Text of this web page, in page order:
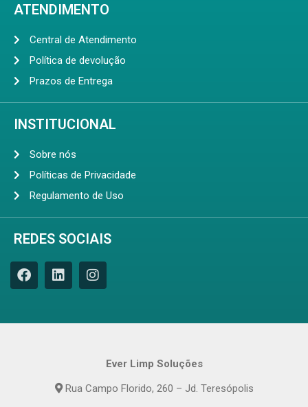
ATENDIMENTO
Central de Atendimento
Política de devolução
Prazos de Entrega
INSTITUCIONAL
Sobre nós
Políticas de Privacidade
Regulamento de Uso
REDES SOCIAIS
Ever Limp Soluções
Rua Campo Florido, 260 – Jd. Teresópolis